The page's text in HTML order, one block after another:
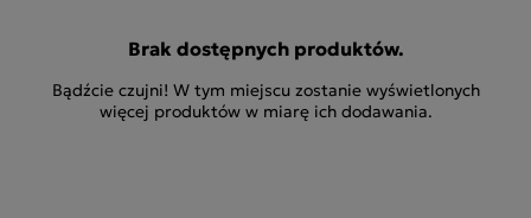
Brak dostępnych produktów.
Bądźcie czujni! W tym miejscu zostanie wyświetlonych
więcej produktów w miarę ich dodawania.